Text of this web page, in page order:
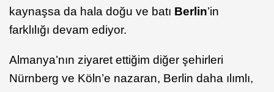
kaynaşsa da hala doğu ve batı Berlin’in
farklılığı devam ediyor.
Almanya’nın ziyaret ettiğim diğer şehirleri
Nürnberg ve Köln’e nazaran, Berlin daha ılımlı,